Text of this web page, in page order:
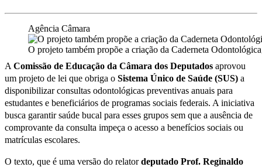
Agência Câmara
O projeto também propõe a criação da Caderneta
A Comissão de Educação da Câmara dos Deputados aprovou
um projeto de lei que obriga o Sistema Único de Saúde (SUS) a
disponibilizar consultas odontológicas preventivas anuais para
estudantes e beneficiários de programas sociais federais. A iniciativa
busca garantir saúde bucal para esses grupos sem que a ausência de
comprovante da consulta impeça o acesso a benefícios sociais ou
matrículas escolares.
O texto, que é uma versão do relatordeputado Prof. Reginaldo